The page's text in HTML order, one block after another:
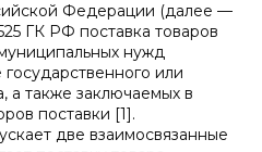
Федерации (далее —
ГК РФ поставка товаров
нужд
или
а также заключаемых в
поставки [1].
две взаимосвязанные